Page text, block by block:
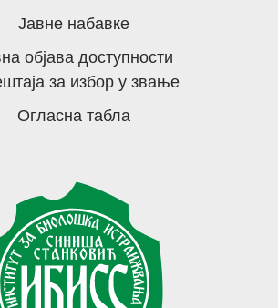
Јавне набавке
објава доступности
за избор у звање
Огласна табла